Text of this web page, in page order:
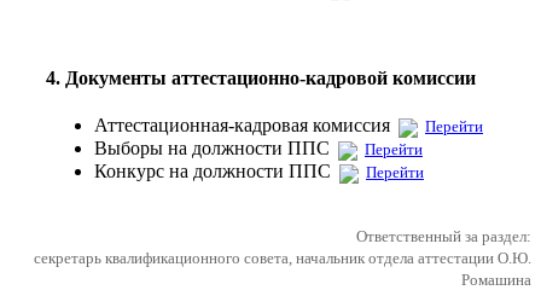
4. Документы аттестационно-кадровой комиссии
Аттестационная-кадровая комиссия Перейти
Выборы на должности ППС Перейти
Конкурс на должности ППС Перейти
Ответственный за раздел:
секретарь квалификационного совета, начальник отдела аттестации О.Ю.
Ромашина